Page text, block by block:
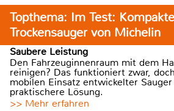
Topthema: Im Test:
Trockensauger von Michelin
Saubere Leistung
Den Fahrzeuginnenraum mit dem
reinigen? Das funktioniert zwar,
mobilen Einsatz entwickelter
praktischere Lösung.
>> Mehr erfahren